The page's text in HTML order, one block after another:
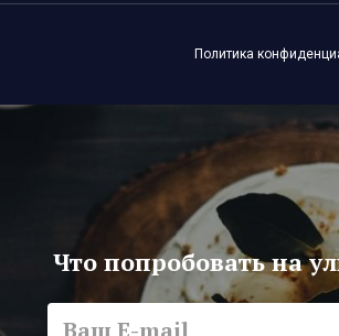
Политика
Что попробовать на